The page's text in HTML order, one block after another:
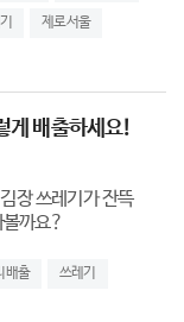
제로서울
게 배출하세요!
장 쓰레기가 잔뜩
볼까요?
배출 쓰레기